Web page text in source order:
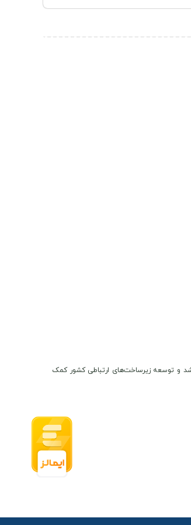
رشد و توسعه زیرساخت‌های ارتباطی کشور کمک